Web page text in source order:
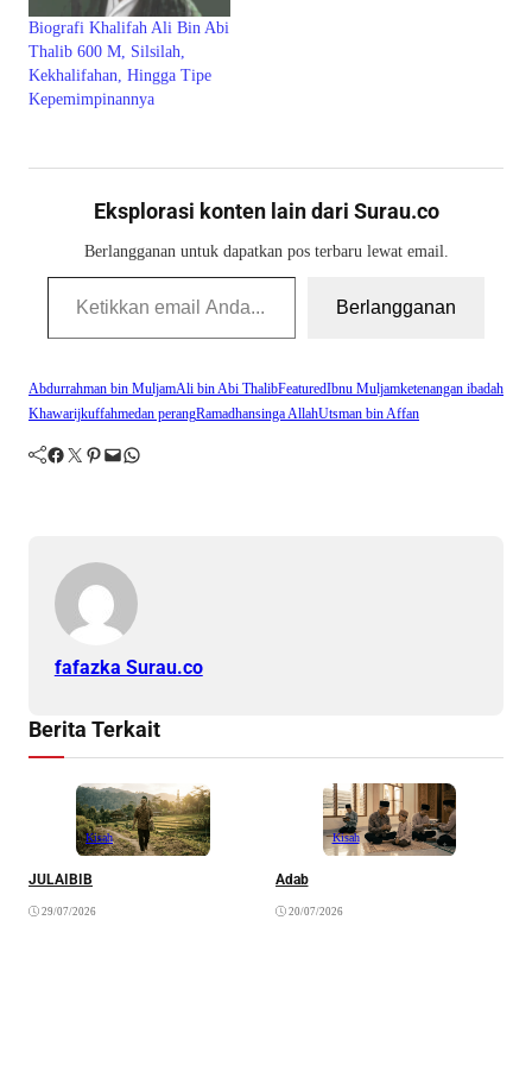
Biografi Khalifah Ali Bin Abi
Thalib 600 M, Silsilah,
Kekhalifahan, Hingga Tipe
Kepemimpinannya
Eksplorasi konten lain dari Surau.co
Berlangganan untuk dapatkan pos terbaru lewat email.
Ketikkan email Anda...
Berlangganan
Abdurrahman bin MuljamAli bin Abi ThalibFeaturedIbnu Muljamketenangan ibadah
Khawarijkuffahmedan perangRamadhansinga AllahUtsman bin Affan
Facebook Twitter Pinterest Mail WhatsApp
fafazka Surau.co
Berita Terkait
Kisah
JULAIBIB
29/07/2026
Kisah
Adab
20/07/2026